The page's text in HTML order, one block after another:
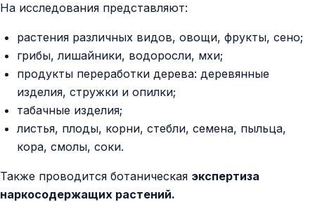
На исследования представляют:
растения различных видов, овощи, фрукты, сено;
грибы, лишайники, водоросли, мхи;
продукты переработки дерева: деревянные
изделия, стружки и опилки;
табачные изделия;
листья, плоды, корни, стебли, семена, пыльца,
кора, смолы, соки.
Также проводится ботаническая экспертиза
наркосодержащих растений.